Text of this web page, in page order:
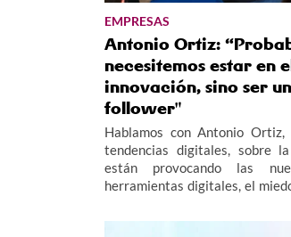
EMPRESAS
Antonio Ortiz:
necesitemos estar en
innovación, sino ser
follower"
Hablamos con Antonio
tendencias digitales, sobre
están provocando las
herramientas digitales, el
empresas. Antonio Ortiz